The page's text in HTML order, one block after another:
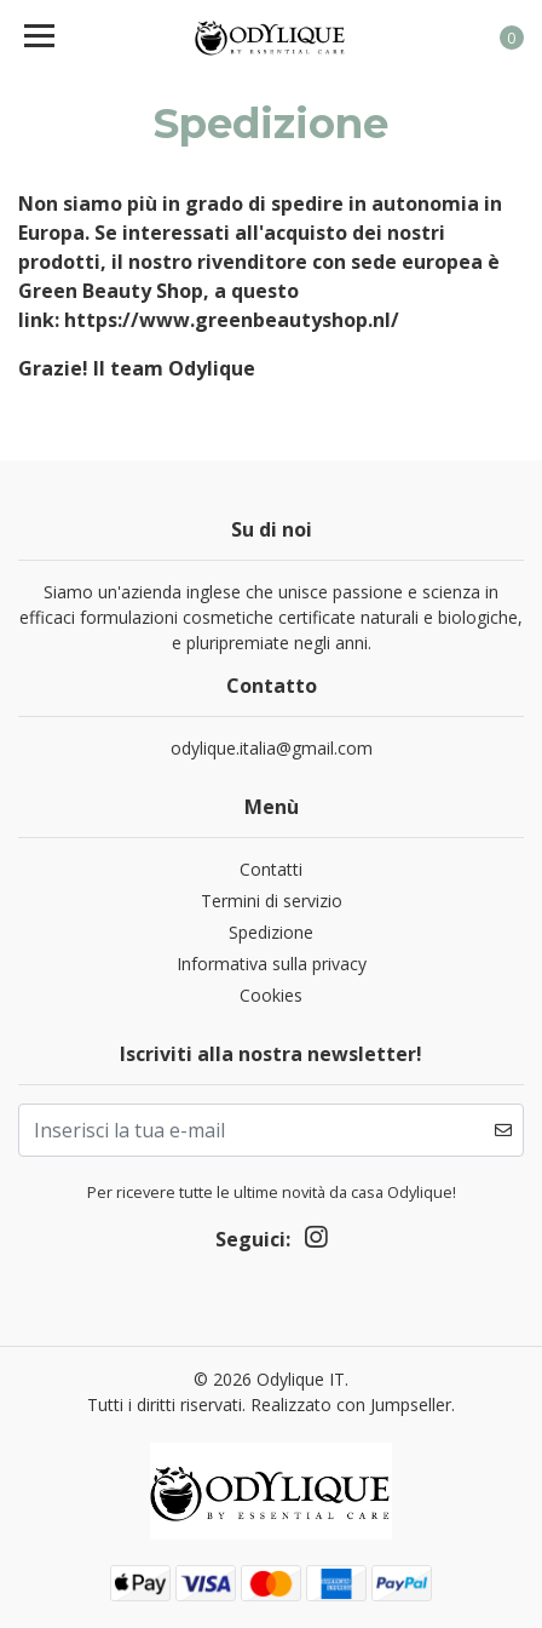
0
Spedizione
Non siamo più in grado di spedire in autonomia in
Europa. Se interessati all'acquisto dei nostri
prodotti, il nostro rivenditore con sede europea è
Green Beauty Shop, a questo
link: https://www.greenbeautyshop.nl/
Grazie! Il team Odylique
Su di noi
Siamo un'azienda inglese che unisce passione e scienza in
efficaci formulazioni cosmetiche certificate naturali e biologiche,
e pluripremiate negli anni.
Contatto
odylique.italia@gmail.com
Menù
Contatti
Termini di servizio
Spedizione
Informativa sulla privacy
Cookies
Iscriviti alla nostra newsletter!
Per ricevere tutte le ultime novità da casa Odylique!
Seguici:
© 2026 Odylique IT.
Tutti i diritti riservati. Realizzato con Jumpseller.